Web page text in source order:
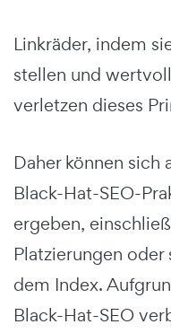
Linkräder, indem
stellen und
verletzen dieses
Daher können sich
Black-Hat-SEO-
ergeben,
Platzierungen oder
dem Index.
Black-Hat-SEO